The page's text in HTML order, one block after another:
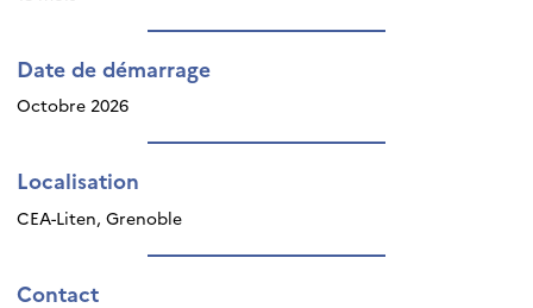
Date de démarrage
Octobre 2026
Localisation
CEA-Liten, Grenoble
Contact